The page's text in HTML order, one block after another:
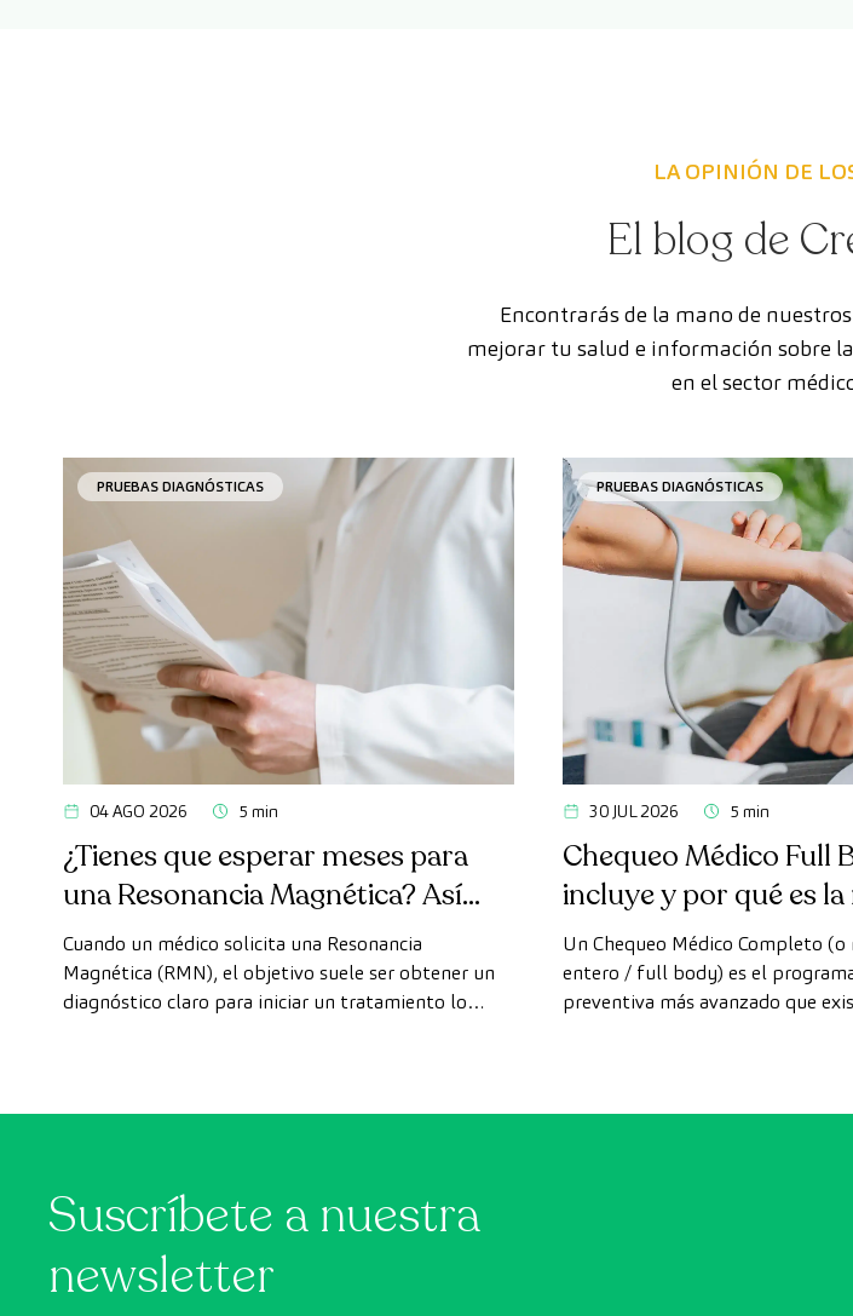
LA OPINIÓN DE
El blog de
Encontrarás de la mano de
mejorar tu salud e información sobre
en el sector
PRUEBAS DIAGNÓSTICAS
04 AGO 2026 5 min
¿Tienes que esperar meses para
una Resonancia Magnética? Así
puedes realizarte la prueba de
forma rápida como paciente
privado
Cuando un médico solicita una Resonancia
Magnética (RMN), el objetivo suele ser obtener un
diagnóstico claro para iniciar un tratamiento lo
PRUEBAS DIAGNÓSTICAS
30 JUL 2026 5 min
Chequeo Médico Full
incluye y por qué es la
avanzada
Un Chequeo Médico Completo
entero / full body) es el
preventiva más avanzado que
exhaustiva el estado de los
Suscríbete a nuestra
newsletter